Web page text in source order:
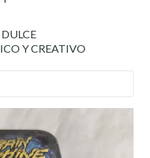
Y CREATIVO